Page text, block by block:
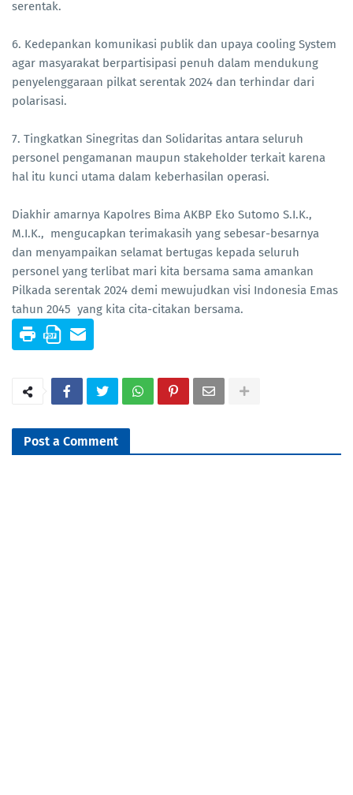
serentak.
6. Kedepankan komunikasi publik dan upaya cooling System
agar masyarakat berpartisipasi penuh dalam mendukung
penyelenggaraan pilkat serentak 2024 dan terhindar dari
polarisasi.
7. Tingkatkan Sinegritas dan Solidaritas antara seluruh
personel pengamanan maupun stakeholder terkait karena
hal itu kunci utama dalam keberhasilan operasi.
Diakhir amarnya Kapolres Bima AKBP Eko Sutomo S.I.K.,
M.I.K., mengucapkan terimakasih yang sebesar-besarnya
dan menyampaikan selamat bertugas kepada seluruh
personel yang terlibat mari kita bersama sama amankan
Pilkada serentak 2024 demi mewujudkan visi Indonesia Emas
tahun 2045 yang kita cita-citakan bersama.
Post a Comment